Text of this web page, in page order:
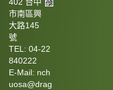
市南區興
大路145
號
TEL: 04-22
840222
E-Mail: nch
uosa@drag